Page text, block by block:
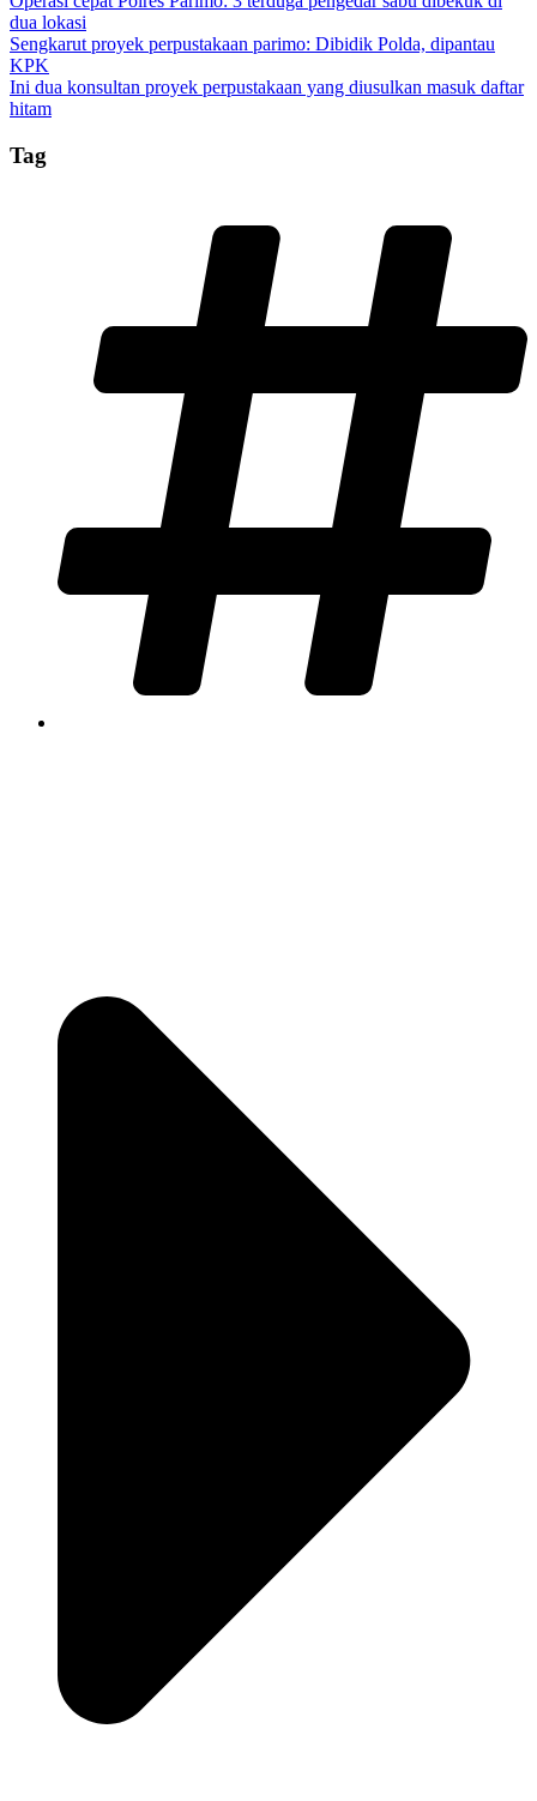
dua lokasi
Sengkarut proyek perpustakaan parimo: Dibidik Polda, dipantau
KPK
Ini dua konsultan proyek perpustakaan yang diusulkan masuk daftar
hitam
Tag